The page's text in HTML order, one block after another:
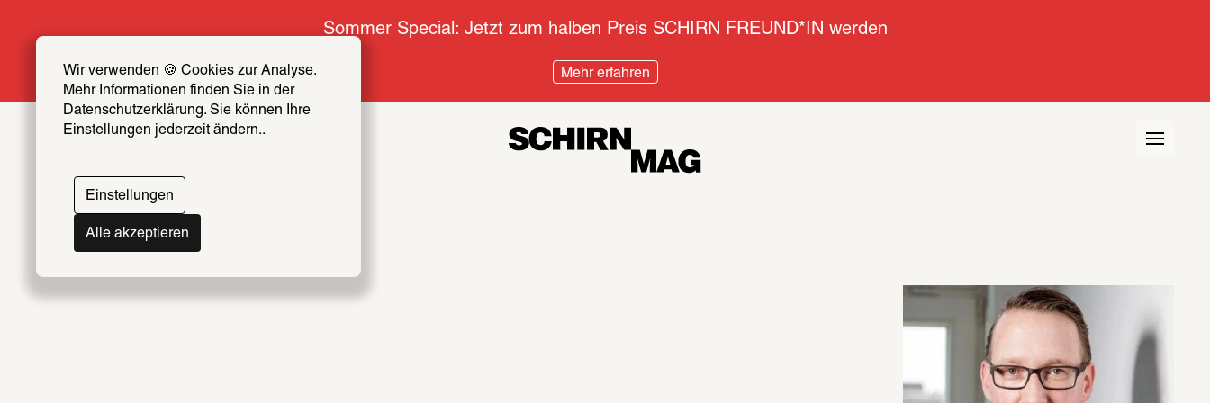
Wir verwenden 🍪 Cookies zur Analyse.
Mehr Informationen finden Sie in der
Datenschutzerklärung. Sie können Ihre
Einstellungen jederzeit ändern..
Einstellungen
Alle akzeptieren
Sommer Special: Jetzt zum halben Preis SCHIRN FREUND*IN werden
Mehr erfahren
Themen Artists & Creators Index
069